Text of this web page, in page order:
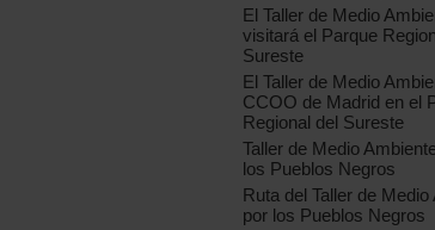
El Taller de Medio
visitará el Parque
Sureste
El Taller de Medio
CCOO de Madrid en el
Regional del Sureste
Taller de Medio
los Pueblos Negros
Ruta del Taller de Medio
por los Pueblos Negros